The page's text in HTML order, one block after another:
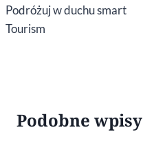
wpisu
Podróżuj w duchu smart
Tourism
Podobne wpisy